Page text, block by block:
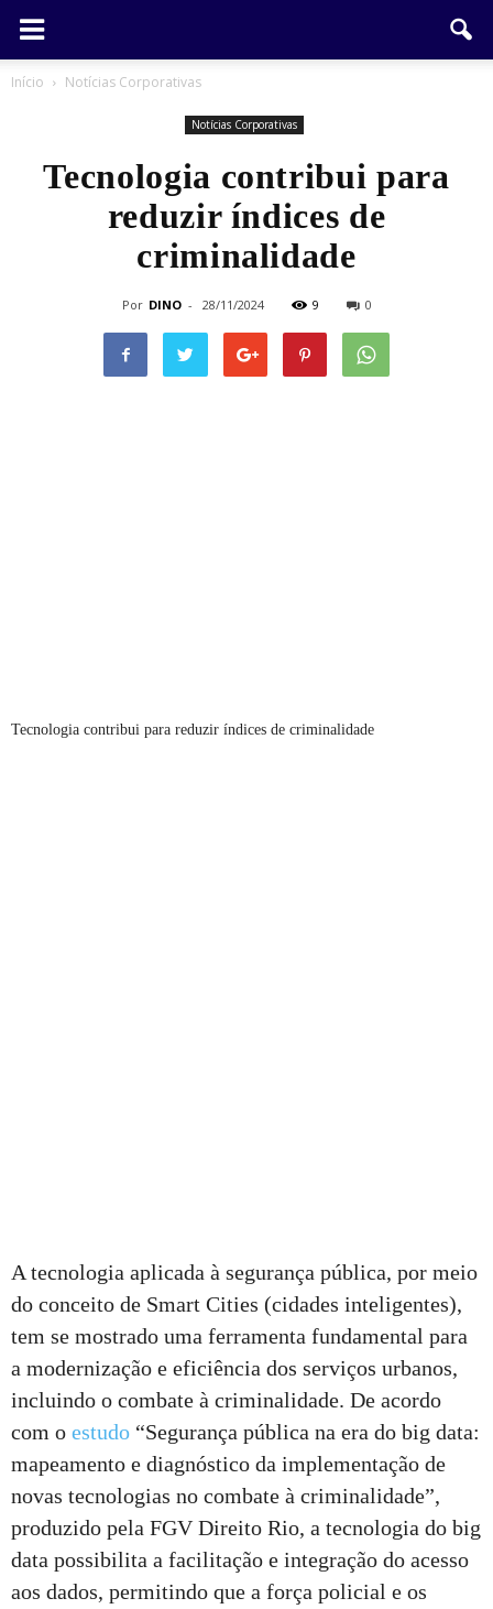
Início Notícias Corporativas
Notícias Corporativas
Tecnologia contribui para
reduzir índices de
criminalidade
Por DINO - 28/11/2024 9 0
Tecnologia contribui para reduzir índices de criminalidade
A tecnologia aplicada à segurança pública, por meio
do conceito de Smart Cities (cidades inteligentes),
tem se mostrado uma ferramenta fundamental para
a modernização e eficiência dos serviços urbanos,
incluindo o combate à criminalidade. De acordo
com o estudo “Segurança pública na era do big data:
mapeamento e diagnóstico da implementação de
novas tecnologias no combate à criminalidade”,
produzido pela FGV Direito Rio, a tecnologia do big
data possibilita a facilitação e integração do acesso
aos dados, permitindo que a força policial e os